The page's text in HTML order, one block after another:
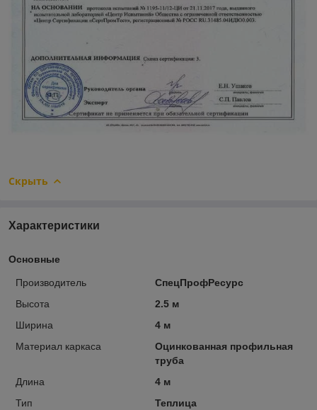
Скрыть
Характеристики
Основные
Производитель
СпецПрофРесурс
Высота
2.5 м
Ширина
4 м
Материал каркаса
Оцинкованная профильная
труба
Длина
4 м
Тип
Теплица